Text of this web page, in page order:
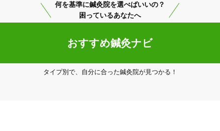
何を基準に鍼灸院を選べばいいの？
困っているあなたへ
おすすめ鍼灸ナビ
タイプ別で、自分に合った鍼灸院が見つかる！